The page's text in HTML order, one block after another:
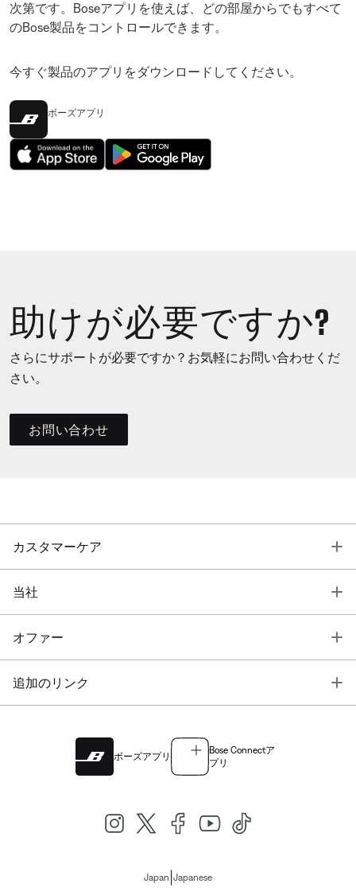
次第です。Boseアプリを使えば、どの部屋からでもすべて
のBose製品をコントロールできます。
今すぐ製品のアプリをダウンロードしてください。
ボーズアプリ
助けが必要ですか?
さらにサポートが必要ですか？お気軽にお問い合わせくだ
さい。
お問い合わせ
カスタマーケア
当社
オファー
追加のリンク
ボーズアプリ
Bose Connectア
プリ
Japan Japanese